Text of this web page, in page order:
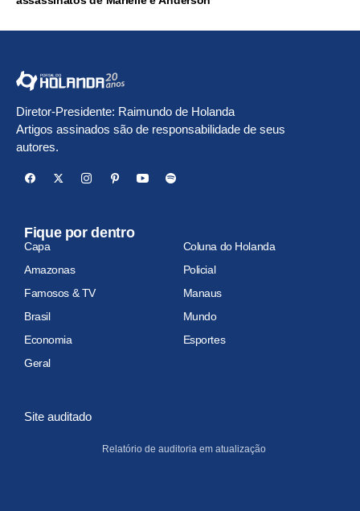
Diretor-Presidente: Raimundo de Holanda
Artigos assinados são de responsabilidade de seus
autores.
Fique por dentro
Capa
Coluna do Holanda
Amazonas
Policial
Famosos & TV
Manaus
Brasil
Mundo
Economia
Esportes
Geral
Site auditado
Relatório de auditoria em atualização